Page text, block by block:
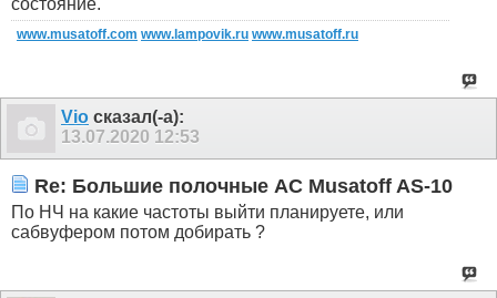
состояние.
www.musatoff.com www.lampovik.ru www.musatoff.ru
Vio сказал(-а):
13.07.2020 12:53
Re: Большие полочные АС Musatoff AS-10
По НЧ на какие частоты выйти планируете, или
сабвуфером потом добирать ?